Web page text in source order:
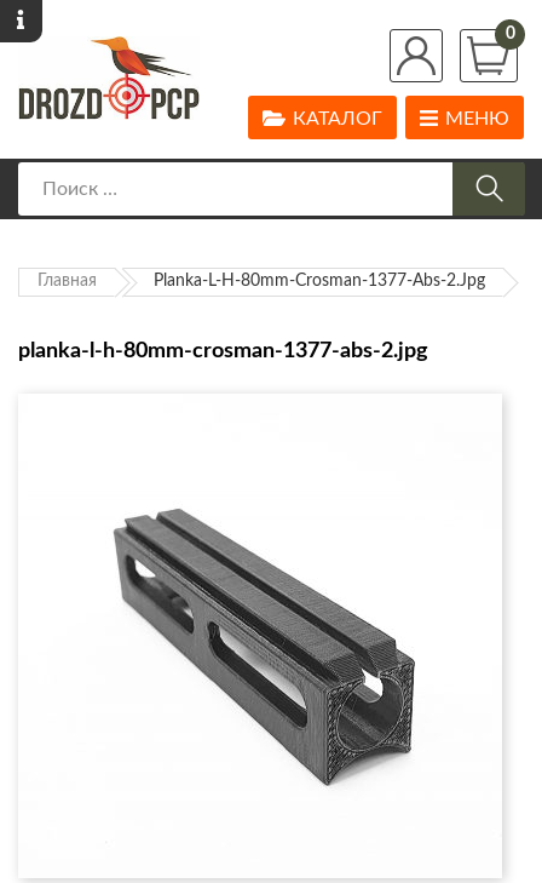
0
МЕНЮ
КАТАЛОГ
Главная Planka-L-H-80mm-Crosman-1377-Abs-2.jpg
planka-l-h-80mm-crosman-1377-abs-2.jpg